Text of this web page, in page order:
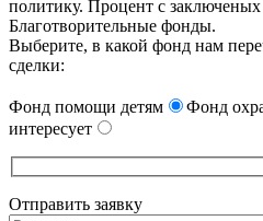
политику. Процент с заключеных
Благотворительные фонды.
Выберите, в какой фонд нам
сделки:
Фонд помощи детям Фонд
интересует
Отправить заявку